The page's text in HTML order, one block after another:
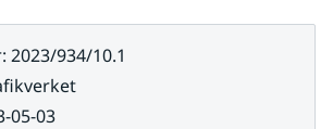
: 2023/934/10.1
05-03